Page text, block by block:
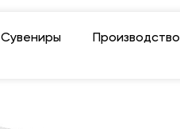
Сувениры Производство